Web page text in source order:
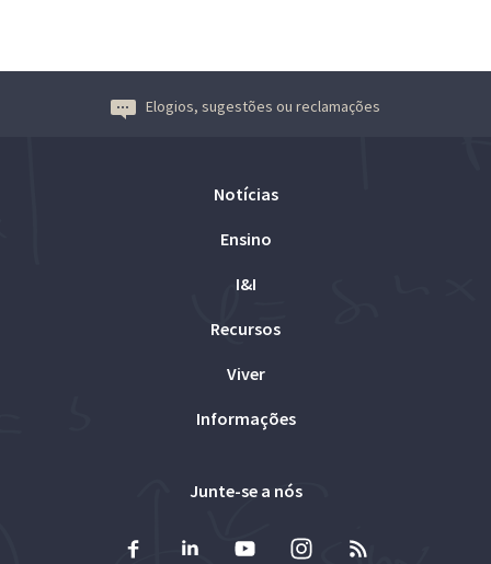
Elogios, sugestões ou reclamações
Notícias
Ensino
I&I
Recursos
Viver
Informações
Junte-se a nós